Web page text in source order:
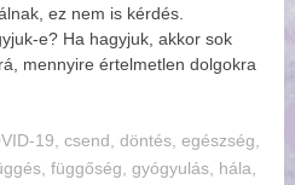
ez nem is kérdés.
e? Ha hagyjuk, akkor sok
mennyire értelmetlen dolgokra
19,csend,döntés,egészség,
,függőség,gyógyulás, hála,